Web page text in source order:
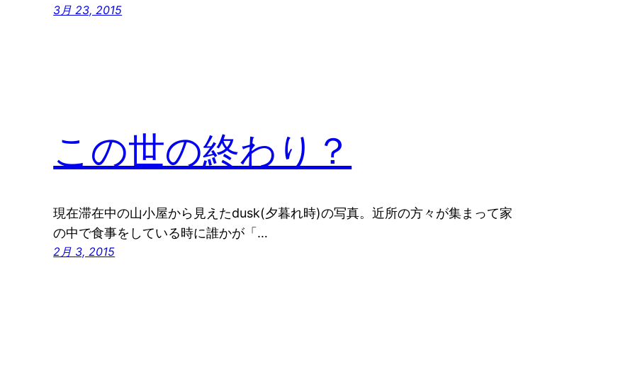
3月 23, 2015
この世の終わり？
現在滞在中の山小屋から見えたdusk(夕暮れ時)の写真。近所の方々が集まって家
の中で食事をしている時に誰かが「…
2月 3, 2015